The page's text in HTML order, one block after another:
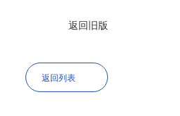
返回旧版
返回列表